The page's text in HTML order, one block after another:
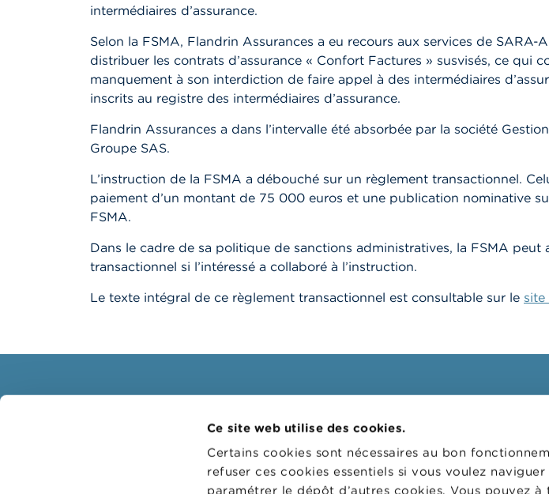
Ce site web utilise des cookies.
Certains cookies sont nécessaires au bon
refuser ces cookies essentiels si vous voulez
paramétrer le dépôt d’autres cookies. Vous pouvez
intermédiaires d’assurance.
Selon la FSMA, Flandrin Assurances a eu recours aux services de SARA-
distribuer les contrats d’assurance « Confort Factures » susvisés, ce qui
manquement à son interdiction de faire appel à des intermédiaires
inscrits au registre des intermédiaires d’assurance.
Flandrin Assurances a dans l’intervalle été absorbée par la société
Groupe SAS.
L’instruction de la FSMA a débouché sur un règlement transactionnel.
paiement d’un montant de 75 000 euros et une publication nominative
FSMA.
Dans le cadre de sa politique de sanctions administratives, la FSMA peut
transactionnel si l’intéressé a collaboré à l’instruction.
Le texte intégral de ce règlement transactionnel est consultable sur le site
Mises en garde & sanctions
Thèmes
Guichet digital